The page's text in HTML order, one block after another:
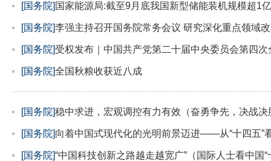
[国务院] 国家能源局:截至9月底我国新型储能装机规模超1
[国务院]李强主持召开国务院常务会议 研究深化重点领域
[国务院]受权发布｜中国共产党第二十届中央委员会第四
[国务院]全国秋粮收获近八成
[国务院]稳中求进，宏观调控有力有效（奋勇争先，决战决
[国务院]向着中国式现代化的光明前景迈进——从“十四五”
[国务院]“中国科技创新之路越走越宽广”（国际人士看中国“